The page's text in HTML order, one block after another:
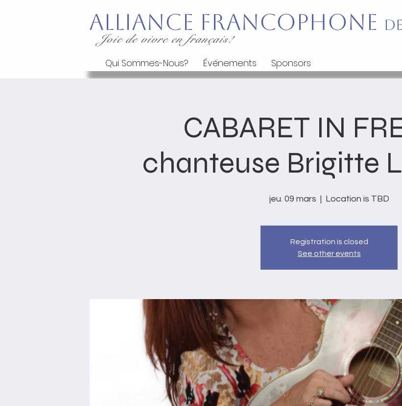
Alliance Francophone
Qui Sommes-Nous? Événements Sponsors
Joie de vivre en français!
CABARET IN
chanteuse Brigitte
jeu. 09 mars
  |
Location is TBD
Registration is closed
See other events